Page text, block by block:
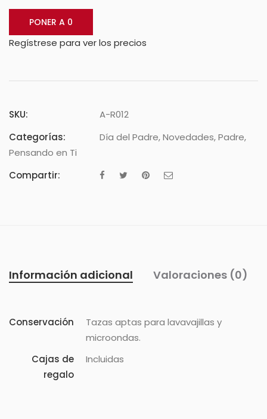
PONER A 0
Regístrese para ver los precios
SKU:
A-R012
Categorías:
Día del Padre,Novedades,Padre,
Pensando en Ti
Compartir:
Información adicional Valoraciones (0)
Conservación
Tazas aptas para lavavajillas y
microondas.
Cajas de
regalo
Incluidas